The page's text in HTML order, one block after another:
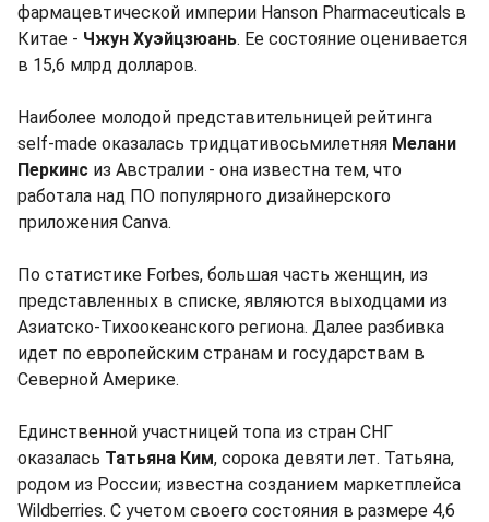
фармацевтической империи Hanson Pharmaceuticals в
Китае - Чжун Хуэйцзюань. Ее состояние оценивается
в 15,6 млрд долларов.
Наиболее молодой представительницей рейтинга
self-made оказалась тридцативосьмилетняя Мелани
Перкинс из Австралии - она известна тем, что
работала над ПО популярного дизайнерского
приложения Canva.
По статистике Forbes, большая часть женщин, из
представленных в списке, являются выходцами из
Азиатско-Тихоокеанского региона. Далее разбивка
идет по европейским странам и государствам в
Северной Америке.
Единственной участницей топа из стран СНГ
оказалась Татьяна Ким, сорока девяти лет. Татьяна,
родом из России; известна созданием маркетплейса
Wildberries. С учетом своего состояния в размере 4,6